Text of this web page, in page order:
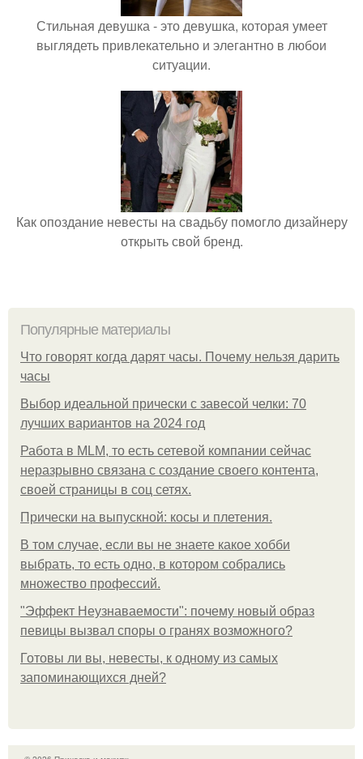
Стильная девушка - это девушка, которая умеет
выглядеть привлекательно и элегантно в любои
ситуации.
Как опоздание невесты на свадьбу помогло дизайнеру
открыть свой бренд.
Популярные материалы
Что говорят когда дарят часы. Почему нельзя дарить
часы
Выбор идеальной прически с завесой челки: 70
лучших вариантов на 2024 год
Работа в MLM, то есть сетевой компании сейчас
неразрывно связана с создание своего контента,
своей страницы в соц сетях.
Прически на выпускной: косы и плетения.
В том случае, если вы не знаете какое хобби
выбрать, то есть одно, в котором собрались
множество профессий.
"Эффект Неузнаваемости": почему новый образ
певицы вызвал споры о гранях возможного?
Готовы ли вы, невесты, к одному из самых
запоминающихся дней?